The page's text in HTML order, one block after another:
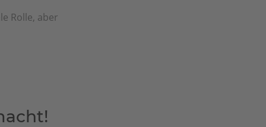
Rolle, aber